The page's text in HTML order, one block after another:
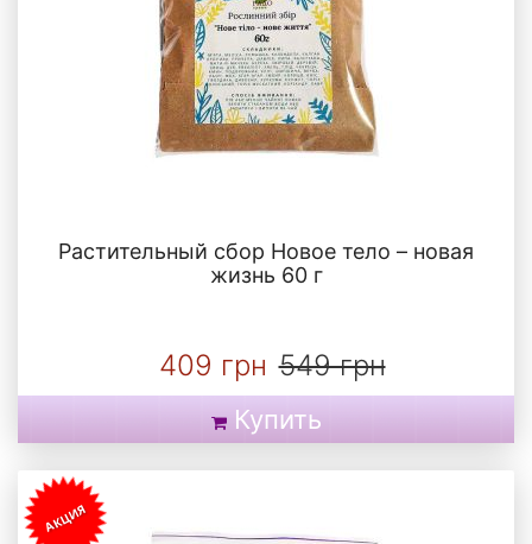
Растительный сбор Новое тело – новая
жизнь 60 г
409 грн 549 грн
Купить
АКЦИЯ